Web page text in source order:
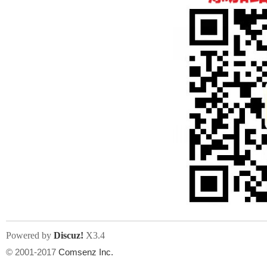
Powered by Discuz! X3.4
© 2001-2017 Comsenz Inc.